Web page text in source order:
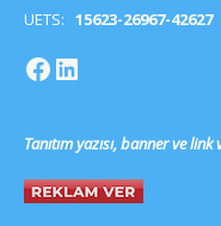
UETS: 15623-26967-42627
Tanıtım yazısı, banner ve